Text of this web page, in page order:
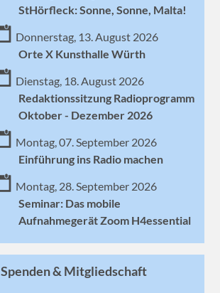
StHörfleck: Sonne, Sonne, Malta!
Donnerstag, 13. August 2026
Orte X Kunsthalle Würth
Dienstag, 18. August 2026
Redaktionssitzung Radioprogramm
Oktober - Dezember 2026
Montag, 07. September 2026
Einführung ins Radio machen
Montag, 28. September 2026
Seminar: Das mobile
Aufnahmegerät Zoom H4essential
Spenden & Mitgliedschaft